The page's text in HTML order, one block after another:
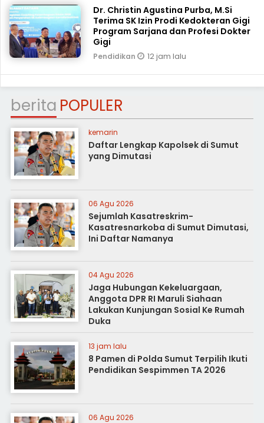
Dr. Christin Agustina Purba, M.Si
Terima SK Izin Prodi Kedokteran Gigi
Program Sarjana dan Profesi Dokter
Gigi
Pendidikan 12 jam lalu
berita POPULER
kemarin
Daftar Lengkap Kapolsek di Sumut
yang Dimutasi
06 Agu 2026
Sejumlah Kasatreskrim-
Kasatresnarkoba di Sumut Dimutasi,
Ini Daftar Namanya
04 Agu 2026
Jaga Hubungan Kekeluargaan,
Anggota DPR RI Maruli Siahaan
Lakukan Kunjungan Sosial Ke Rumah
Duka
13 jam lalu
8 Pamen di Polda Sumut Terpilih Ikuti
Pendidikan Sespimmen TA 2026
06 Agu 2026